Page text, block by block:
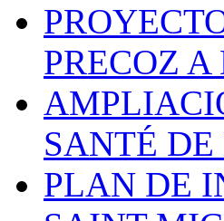
PRECOZ
SANTÉ
PLAN DE